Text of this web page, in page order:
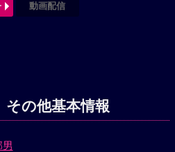
動画配信
その他基本情報